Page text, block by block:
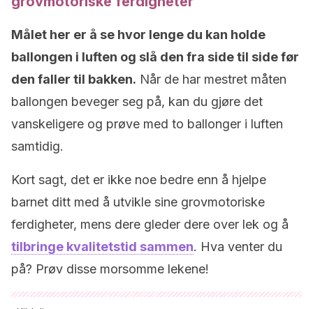
Målet her er å se hvor lenge du kan holde
ballongen i luften og slå den fra side til side før
den faller til bakken. Når de har mestret måten
ballongen beveger seg på, kan du gjøre det
vanskeligere og prøve med to ballonger i luften
samtidig.
Kort sagt, det er ikke noe bedre enn å hjelpe
barnet ditt med å utvikle sine grovmotoriske
ferdigheter, mens dere gleder dere over lek og å
tilbringe kvalitetstid sammen. Hva venter du
på? Prøv disse morsomme lekene!